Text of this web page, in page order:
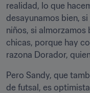
realidad, lo que
desayunamos bien,
niños, si almorzamos
chicas, porque hay
razona Dorador,
Pero Sandy, que
de futsal, es